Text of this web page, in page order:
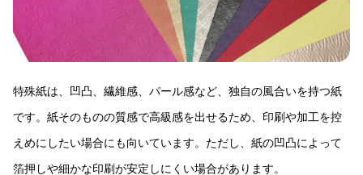
特殊紙は、凹凸、繊維感、パール感など、独自の風合いを持つ紙
です。紙そのものの質感で高級感を出せるため、印刷や加工を控
えめにしたい場合にも向いています。ただし、紙の凹凸によって
箔押しや細かな印刷が安定しにくい場合があります。